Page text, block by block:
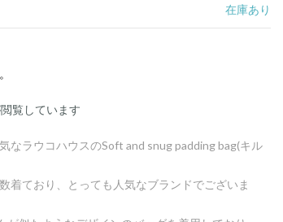
在庫あり
覧しています
なラウコハウスのSoft and snug padding bag(キル
着ており、とっても人気なブランドでございま